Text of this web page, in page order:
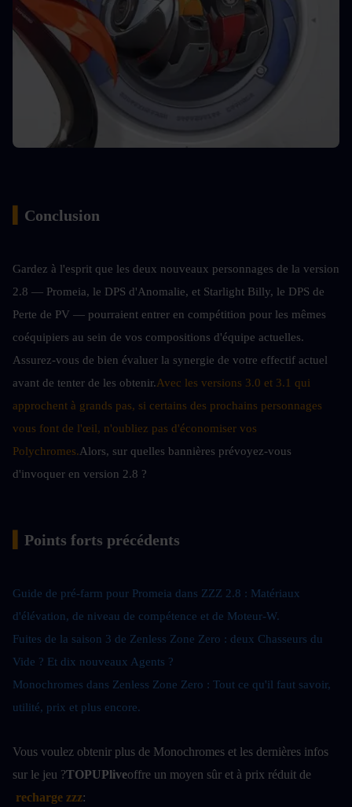
Conclusion
Gardez à l'esprit que les deux nouveaux personnages de la version
2.8 — Promeia, le DPS d'Anomalie, et Starlight Billy, le DPS de
Perte de PV — pourraient entrer en compétition pour les mêmes
coéquipiers au sein de vos compositions d'équipe actuelles.
Assurez-vous de bien évaluer la synergie de votre effectif actuel
avant de tenter de les obtenir.Avec les versions 3.0 et 3.1 qui
approchent à grands pas, si certains des prochains personnages
vous font de l'œil, n'oubliez pas d'économiser vos
Polychromes.Alors, sur quelles bannières prévoyez-vous
d'invoquer en version 2.8 ?
Points forts précédents
Guide de pré-farm pour Promeia dans ZZZ 2.8 : Matériaux
d'élévation, de niveau de compétence et de Moteur-W.
Fuites de la saison 3 de Zenless Zone Zero : deux Chasseurs du
Vide ? Et dix nouveaux Agents ?
Monochromes dans Zenless Zone Zero : Tout ce qu'il faut savoir,
utilité, prix et plus encore.
Vous voulez obtenir plus de Monochromes et les dernières infos
sur le jeu ?TOPUPliveoffre un moyen sûr et à prix réduit de
recharge zzz: